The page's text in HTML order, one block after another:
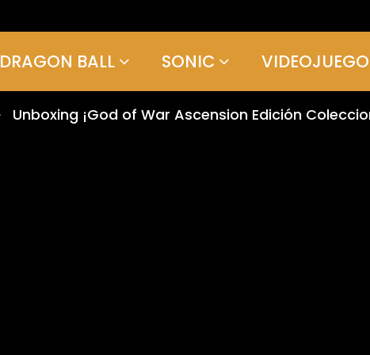
DRAGON BALL SONIC
Unboxing ¡God of War Ascension Edición